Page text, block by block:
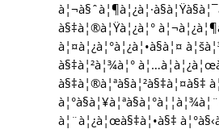
à§‡à¦®à¦Ÿà¦¿à¦°
à¦¤à¦¿à¦°à¦¿à¦•à§à¦¤
à§‡à¦²à¦¾à¦°
à§‡à¦®à¦ªà§à¦²à§‡à¦¤à§‡
à¦¨à¦¿à¦œà§‡à¦•à§‡